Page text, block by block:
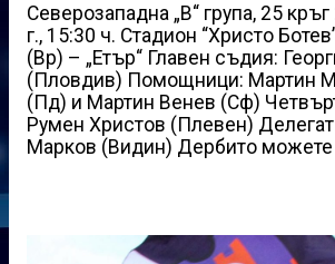
Северозападна „В“ група, 25
г., 15:30 ч. Стадион “Христо
(Вр) – „Етър“ Главен съдия:
(Пловдив) Помощници: Мартин
(Пд) и Мартин Венев (Сф)
Румен Христов (Плевен)
Марков (Видин) Дербито можете